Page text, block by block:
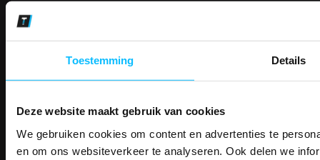
Toestemming Details
Deze website maakt gebruik van cookies
We gebruiken cookies om content en advertenties te
en om ons websiteverkeer te analyseren. Ook delen we
Betaalwijze
PAK